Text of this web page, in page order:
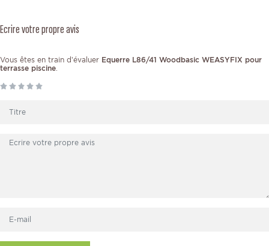
Ecrire votre propre avis
Vous êtes en train d’évaluer Equerre L86/41 Woodbasic WEASYFIX pour
terrasse piscine